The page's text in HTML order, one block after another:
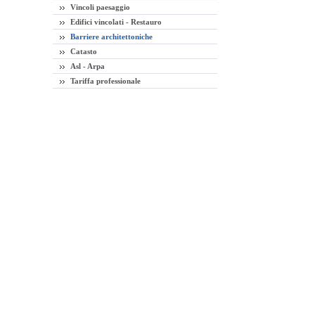
Vincoli paesaggio
Edifici vincolati - Restauro
Barriere architettoniche
Catasto
Asl - Arpa
Tariffa professionale